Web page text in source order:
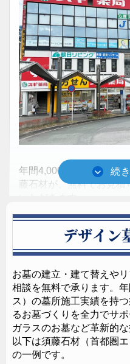
年間4,000件（業界TOP
藤石材が、無料でお見
須藤石材 神奈川支
0120-48-3333
営業時間：9:00～17:30
神奈川県横浜市緑区十日市
デザイン
お墓の建立・建て替えや
相談を無料で承ります。
ス）の墓所施工実績を持
るお墓づくりを全力でサ
ガラスのお墓など革新的
以下は須藤石材（首都圏
の一例です。